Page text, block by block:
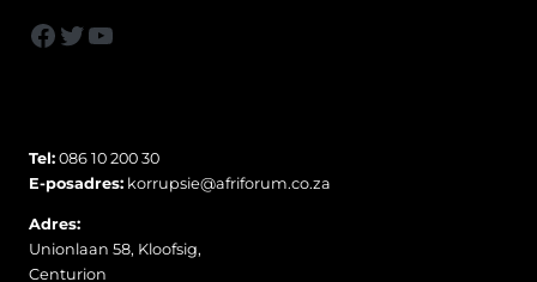
Facebook
Twitter
YouTube
Tel: 086 10 200 30
E-posadres: korrupsie@afriforum.co.za
Adres:
Unionlaan 58, Kloofsig,
Centurion